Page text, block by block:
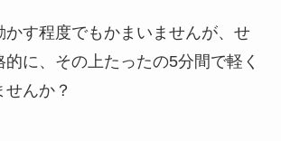
かす程度でもかまいませんが、せ
的に、その上たったの5分間で軽く
んか？